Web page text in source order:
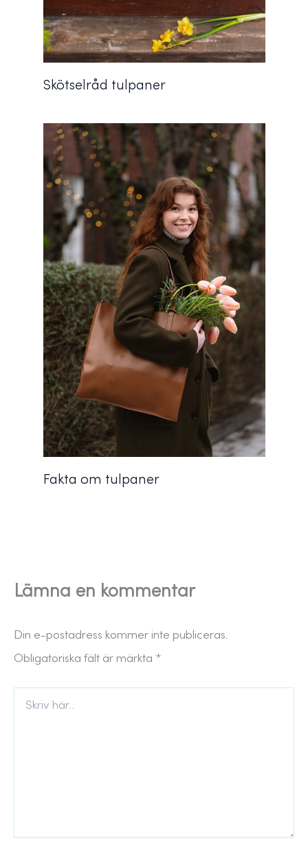
Skötselråd tulpaner
Fakta om tulpaner
Lämna en kommentar
Din e-postadress kommer inte publiceras.
Obligatoriska fält är märkta *
här..